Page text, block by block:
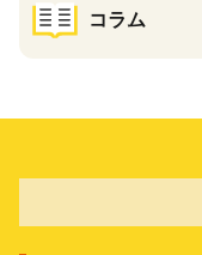
コラム